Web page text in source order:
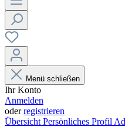
Menü schließen
Ihr Konto
Anmelden
oderregistrieren
Übersicht Persönliches Profil